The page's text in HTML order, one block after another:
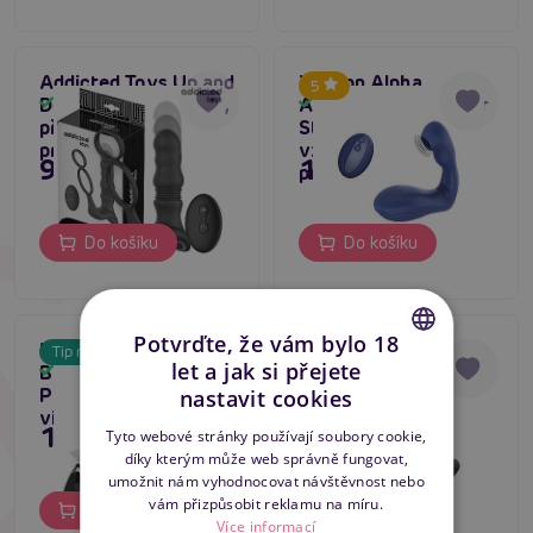
Addicted Toys Up and
Down Prostatic Ring,
přirážející masér
prostaty
Skladem
995 Kč
Do košíku
5
Xocoon Alpha
Arouser Prostate Air
Stimulator (Blue),
vzdušný pulzátor na
prostatu
Skladem
1 359 Kč
Do košíku
Tip na dárek
Erospace Mens Play
B4 Thrusting
Prostate (Black),
vibrační anální kolík
Skladem
1 495 Kč
Do košíku
Addicted Toys
Prostate Anal
Vibrator #7 černý
prostaty
Skladem
895 Kč
Do košíku
ENGLISH
Potvrďte, že vám bylo 18
let a jak si přejete
nastavit cookies
Tyto webové stránky používají soubory cookie,
díky kterým může web správně fungovat,
umožnit nám vyhodnocovat návštěvnost nebo
vám přizpůsobit reklamu na míru.
Více informací